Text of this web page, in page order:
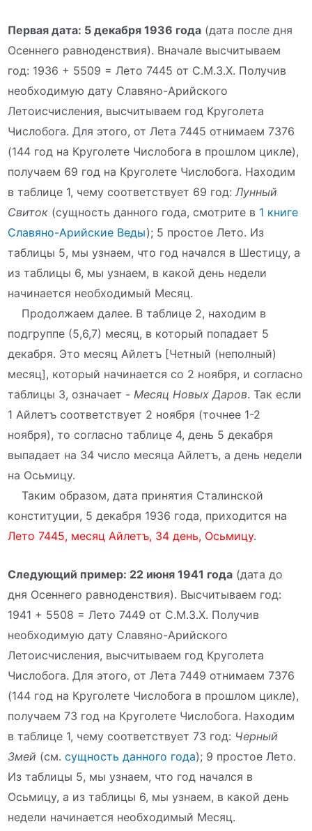
Первая дата: 5 декабря 1936 года (дата после дня
Осеннего равноденствия). Вначале высчитываем
год: 1936 + 5509 = Лето 7445 от С.М.З.Х. Получив
необходимую дату Славяно-Арийского
Летоисчисления, высчитываем год Круголета
Числобога. Для этого, от Лета 7445 отнимаем 7376
(144 год на Круголете Числобога в прошлом цикле),
получаем 69 год на Круголете Числобога. Находим
в таблице 1, чему соответствует 69 год:Лунный
Свиток (сущность данного года, смотрите в 1 книге
Славяно-Арийские Веды); 5 простое Лето. Из
таблицы 5, мы узнаем, что год начался в Шестицу, а
из таблицы 6, мы узнаем, в какой день недели
начинается необходимый Месяц.
Продолжаем далее. В таблице 2, находим в
подгруппе (5,6,7) месяц, в который попадает 5
декабря. Это месяц Айлетъ [Четный (неполный)
месяц], который начинается со 2 ноября, и согласно
таблицы 3, означает -Месяц Новых Даров. Так если
1 Айлетъ соответствует 2 ноября (точнее 1-2
ноября), то согласно таблице 4, день 5 декабря
выпадает на 34 число месяца Айлетъ, а день недели
на Осьмицу.
Таким образом, дата принятия Сталинской
конституции, 5 декабря 1936 года, приходится на
Лето 7445, месяц Айлетъ, 34 день, Осьмицу.
Следующий пример: 22 июня 1941 года (дата до
дня Осеннего равноденствия). Высчитываем год:
1941 + 5508 = Лето 7449 от С.М.З.Х. Получив
необходимую дату Славяно-Арийского
Летоисчисления, высчитываем год Круголета
Числобога. Для этого, от Лета 7449 отнимаем 7376
(144 год на Круголете Числобога в прошлом цикле),
получаем 73 год на Круголете Числобога. Находим
в таблице 1, чему соответствует 73 год: Черный
Змей (см.сущность данного года); 9 простое Лето.
Из таблицы 5, мы узнаем, что год начался в
Осьмицу, а из таблицы 6, мы узнаем, в какой день
недели начинается необходимый Месяц.